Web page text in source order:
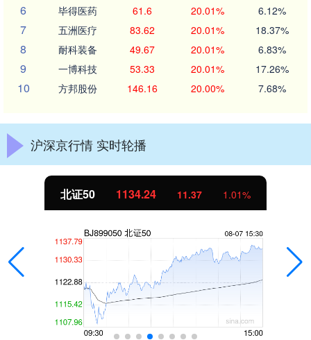
6 毕得医药 61.6 20.01% 6.12%
7 五洲医疗 83.62 20.01% 18.37%
8 耐科装备 49.67 20.01% 6.83%
9 一博科技 53.33 20.01% 17.26%
10 方邦股份 146.16 20.00% 7.68%
沪深京行情 实时轮播
北证50 1134.24 11.37 1.01%